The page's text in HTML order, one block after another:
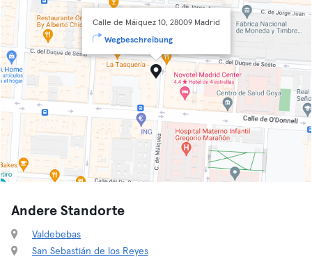
Calle de Máiquez 10, 28009 Madrid
Wegbeschreibung
Andere Standorte
Valdebebas
San Sebastián de los Reyes